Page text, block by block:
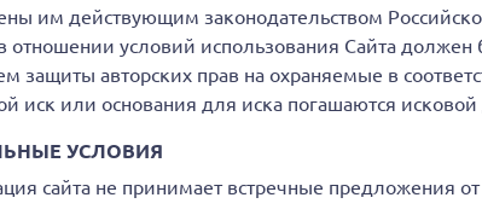
им действующим законодательством
отношении условий использования Сайта должен
защиты авторских прав на охраняемые в
иск или основания для иска погашаются исковой
УСЛОВИЯ
сайта не принимает встречные предложения